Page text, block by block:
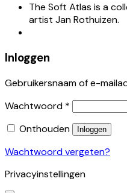
The Soft Atlas is a
artist Jan Rothuizen.
Inloggen
Gebruikersnaam of e-
Wachtwoord *
Onthouden
Inloggen
Wachtwoord vergeten?
Privacyinstellingen